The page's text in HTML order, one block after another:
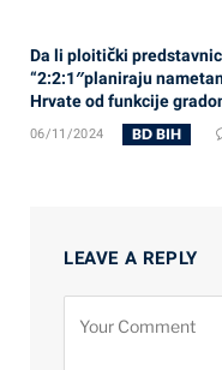
Da li ploitički
“2:2:1″planiraju
Hrvate od funkcije
06/11/2024 BD BIH
LEAVE A REPLY